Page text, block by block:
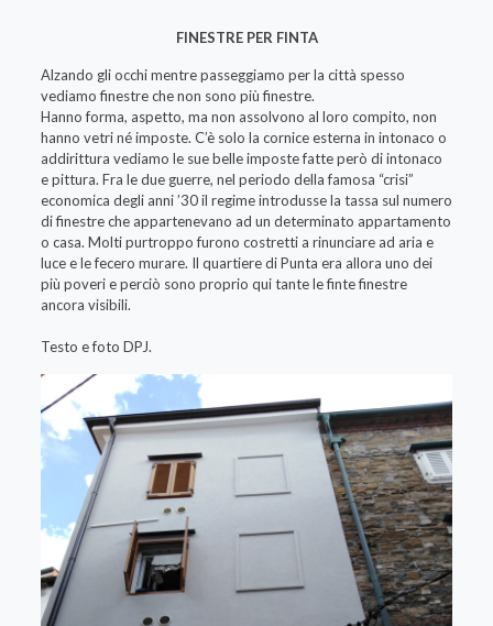
FINESTRE PER FINTA
Alzando gli occhi mentre passeggiamo per la città spesso
vediamo finestre che non sono più finestre.
Hanno forma, aspetto, ma non assolvono al loro compito, non
hanno vetri né imposte. C’è solo la cornice esterna in intonaco o
addirittura vediamo le sue belle imposte fatte però di intonaco
e pittura. Fra le due guerre, nel periodo della famosa “crisi”
economica degli anni ’30 il regime introdusse la tassa sul numero
di finestre che appartenevano ad un determinato appartamento
o casa. Molti purtroppo furono costretti a rinunciare ad aria e
luce e le fecero murare. Il quartiere di Punta era allora uno dei
più poveri e perciò sono proprio qui tante le finte finestre
ancora visibili.
Testo e foto DPJ.